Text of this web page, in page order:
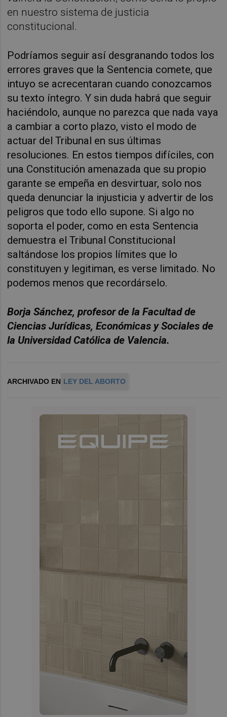
en nuestro sistema de justicia
constitucional.
Podríamos seguir así desgranando todos los
errores graves que la Sentencia comete, que
intuyo se acrecentaran cuando conozcamos
su texto íntegro. Y sin duda habrá que seguir
haciéndolo, aunque no parezca que nada vaya
a cambiar a corto plazo, visto el modo de
actuar del Tribunal en sus últimas
resoluciones. En estos tiempos difíciles, con
una Constitución amenazada que su propio
garante se empeña en desvirtuar, solo nos
queda denunciar la injusticia y advertir de los
peligros que todo ello supone. Si algo no
soporta el poder, como en esta Sentencia
demuestra el Tribunal Constitucional
saltándose los propios límites que lo
constituyen y legitiman, es verse limitado. No
podemos menos que recordárselo.
Borja Sánchez, profesor de la Facultad de
Ciencias Jurídicas, Económicas y Sociales de
la Universidad Católica de Valencia.
ARCHIVADO EN LEY DEL ABORTO